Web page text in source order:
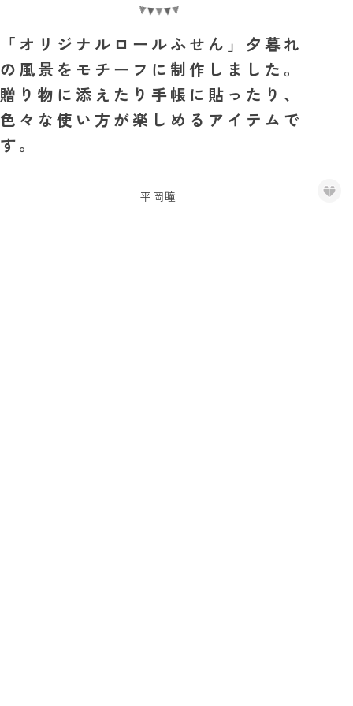
「オリジナルロールふせん」夕暮れ
の風景をモチーフに制作しました。
贈り物に添えたり手帳に貼ったり、
色々な使い方が楽しめるアイテムで
す。
平岡瞳